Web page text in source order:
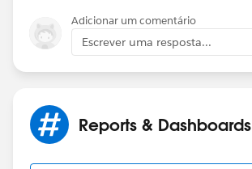
Adicionar um comentário
Escrever uma resposta...
Reports & Dashboards